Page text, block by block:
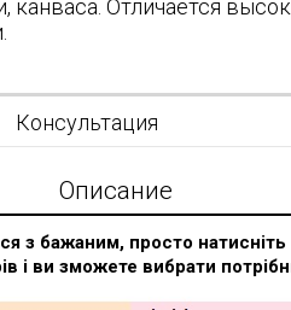
канваса. Отличается
Консультация
Описание
з бажаним, просто
і ви зможете вибрати